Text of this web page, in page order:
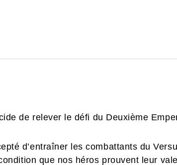
de relever le défi du Deuxième
d’entraîner les combattants du
que nos héros prouvent leur